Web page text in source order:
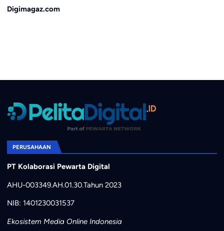
Digimagaz.com
PERUSAHAAN
PT Kolaborasi Pewarta Digital
AHU-003349.AH.01.30.Tahun 2023
NIB: 1401230031537
Ekosistem Media Online Indonesia